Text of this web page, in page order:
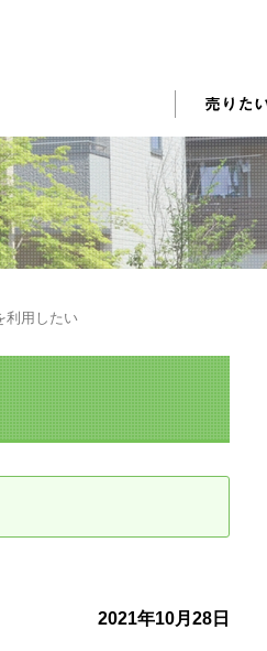
売却されたお客様の声
不動産売却成功のコツ
不動産購入に関するよくある質問
リニュアル仲介で実現する豊か
利用したい
2021年10月28日